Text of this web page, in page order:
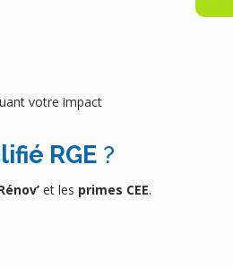
votre impact
RGE?
et les primes CEE.